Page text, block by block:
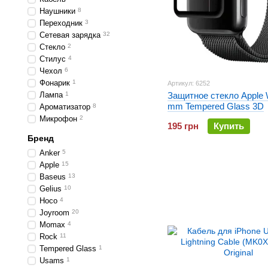
Артикул: 6252
Защитное стекло Apple
mm Tempered Glass 3D
195 грн
Купить
Наушники 8
Переходник 3
Сетевая зарядка 32
Стекло 2
Стилус 4
Чехол 6
Фонарик 1
Лампа 1
Ароматизатор 8
Микрофон 2
Бренд
Anker 5
Apple 15
Baseus 13
Gelius 10
Hoco 4
Joyroom 20
Momax 4
Rock 11
Tempered Glass 1
Usams 1